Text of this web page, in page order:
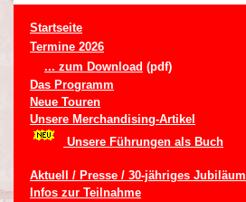
Startseite
Termine 2026
... zum Download (pdf)
Das Programm
Neue Touren
Unsere Merchandising-Artikel
Unsere Führungen als Buch
Aktuell / Presse / 30-jähriges Jubiläum
Infos zur Teilnahme